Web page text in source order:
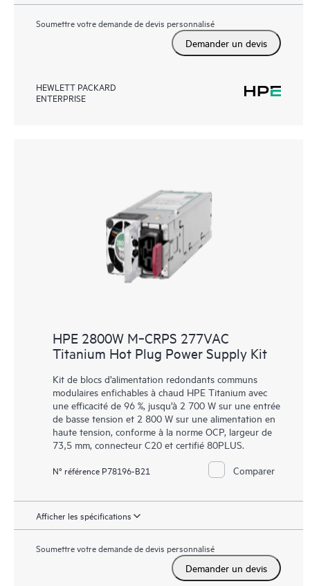
Soumettre votre demande de devis personnalisé
Demander un devis
HEWLETT PACKARD
ENTERPRISE
HPE 2800W M‑CRPS 277VAC
Titanium Hot Plug Power Supply Kit
Kit de blocs d’alimentation redondants communs
modulaires enfichables à chaud HPE Titanium avec
une efficacité de 96 %, jusqu’à 2 700 W sur une entrée
de basse tension et 2 800 W sur une alimentation en
haute tension, conforme à la norme OCP, largeur de
73,5 mm, connecteur C20 et certifié 80PLUS.
N° référence P78196-B21 Comparer
Afficher les spécifications
Soumettre votre demande de devis personnalisé
Demander un devis